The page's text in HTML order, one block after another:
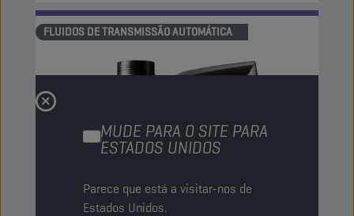
MUDE PARA O SITE PARA
ESTADOS UNIDOS
Parece que está a visitar-nos de
Estados Unidos.
FLUIDOS DE TRANSMISSÃO AUTOMÁTICA